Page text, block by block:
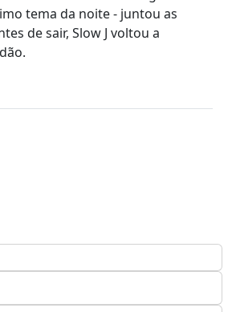
tema da noite - juntou as
de sair, Slow J voltou a